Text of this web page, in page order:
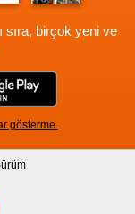
sıra, birçok yeni ve
gösterme.